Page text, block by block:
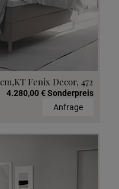
Fenix Decor, 472
4.280,00 € Sonderpreis
Anfrage